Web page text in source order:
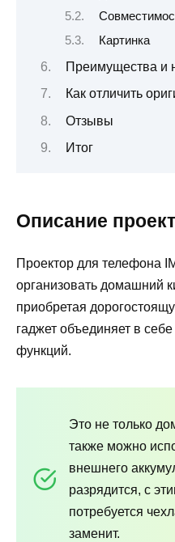
Картинка
Преимущества и
Как отличить
Отзывы
Итог
Описание
Проектор для телефона
организовать домашний
приобретая
гаджет объединяет в
функций.
Это не только
также можно
внешнего
разрядится, с
потребуется
заменит.